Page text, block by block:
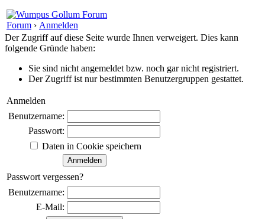
Forum › Anmelden
Der Zugriff auf diese Seite wurde Ihnen verweigert. Dies kann
folgende Gründe haben:
Sie sind nicht angemeldet bzw. noch gar nicht registriert.
Der Zugriff ist nur bestimmten Benutzergruppen gestattet.
Anmelden
Benutzername:
Passwort:
Daten in Cookie speichern
Passwort vergessen?
Benutzername:
E-Mail: